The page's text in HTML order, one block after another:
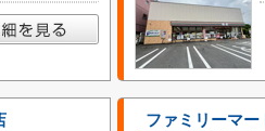
ファミリーマ